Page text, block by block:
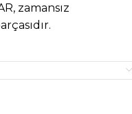
zamansız